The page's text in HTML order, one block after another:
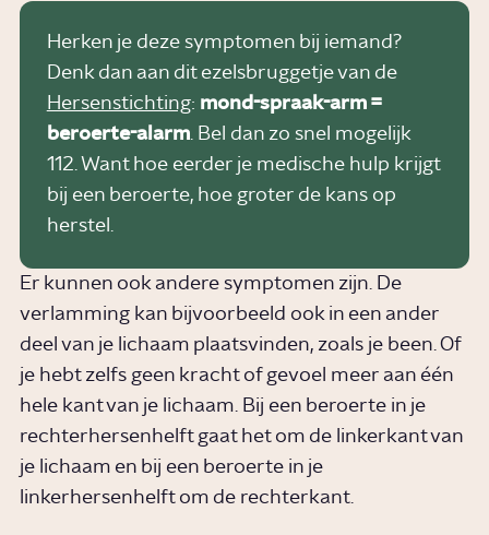
Herken je deze symptomen bij iemand?
Denk dan aan dit ezelsbruggetje van de
Hersenstichting: mond-spraak-arm =
beroerte-alarm. Bel dan zo snel mogelijk
112. Want hoe eerder je medische hulp krijgt
bij een beroerte, hoe groter de kans op
herstel.
Er kunnen ook andere symptomen zijn. De
verlamming kan bijvoorbeeld ook in een ander
deel van je lichaam plaatsvinden, zoals je been. Of
je hebt zelfs geen kracht of gevoel meer aan één
hele kant van je lichaam. Bij een beroerte in je
rechterhersenhelft gaat het om de linkerkant van
je lichaam en bij een beroerte in je
linkerhersenhelft om de rechterkant.